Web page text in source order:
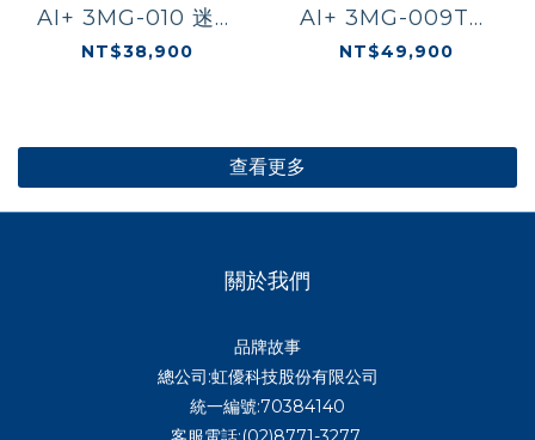
AI+ 3MG-010 迷你
電腦 U7
NT$38,900
AI+ 3MG-009TW
迷你電腦 U9
NT$49,900
查看更多
關於我們
品牌故事
總公司:虹優科技股份有限公司
統一編號:70384140